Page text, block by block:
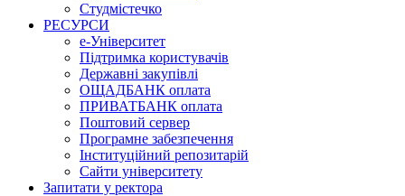
Студмістечко
РЕСУРСИ
е-Університет
Підтримка користувачів
Державні закупівлі
ОЩАДБАНК оплата
ПРИВАТБАНК оплата
Поштовий сервер
Програмне забезпечення
Інституційний репозитарій
Сайти університету
Запитати у ректора